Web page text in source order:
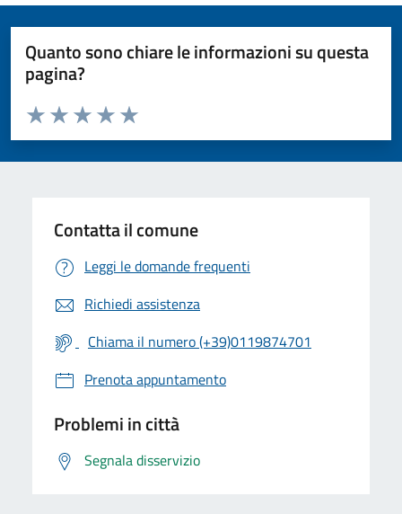
Quanto sono chiare le informazioni su questa
pagina?
Valuta da 1 a 5 stelle la pagina
Valuta 5 stelle su 5
Valuta 4 stelle su 5
Valuta 3 stelle su 5
Valuta 2 stelle su 5
Valuta 1 stelle su 5
Contatta il comune
Leggi le domande frequenti
Richiedi assistenza
Chiama il numero (+39)0119874701
Prenota appuntamento
Problemi in città
Segnala disservizio